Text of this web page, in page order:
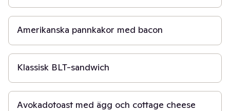
40 min
Amerikanska pannkakor med bacon
30 min
Klassisk BLT-sandwich
15 min
Avokadotoast med ägg och cottage cheese